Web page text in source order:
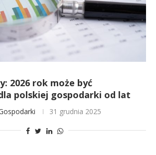
2026 rok może być
polskiej gospodarki od lat
31 grudnia 2025